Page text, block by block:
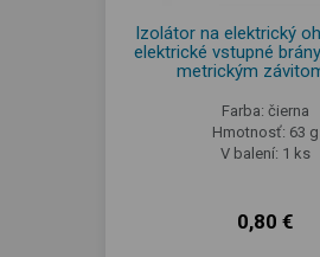
Izolátor na elektrický
elektrické vstupné
metrickým
Farba: čierna
Hmotnosť: 63 g
V balení: 1 ks
0,80 €